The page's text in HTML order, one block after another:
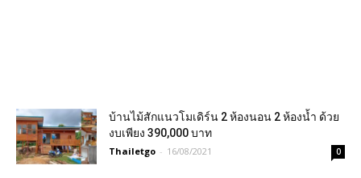
บ้านไม้สักแนวโมเดิร์น 2 ห้องนอน 2 ห้องน้ำ ด้วย
งบเพียง 390,000 บาท
Thailetgo - 16/08/2021 0